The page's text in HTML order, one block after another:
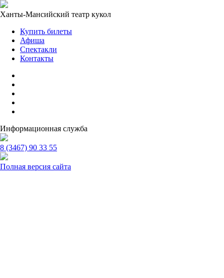
Ханты-Мансийский театр кукол
Купить билеты
Афиша
Спектакли
Контакты
Информационная служба
8 (3467) 90 33 55
Полная версия сайта